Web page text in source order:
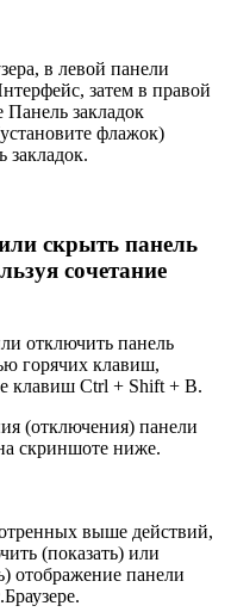
в левой панели
затем в правой
Панель закладок
флажок)
закладок.
скрыть панель
сочетание
отключить панель
горячих клавиш,
клавиш Ctrl + Shift + B.
(отключения) панели
скриншоте ниже.
выше действий,
(показать) или
отображение панели